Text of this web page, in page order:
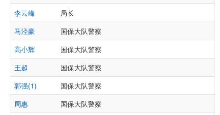
李云峰
局长
马泾豪
国保大队警察
高小辉
国保大队警察
王超
国保大队警察
郭强(1)
国保大队警察
周惠
国保大队警察